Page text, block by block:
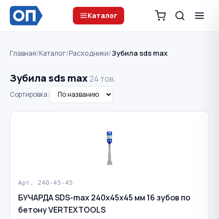
Каталог
Главная/Каталог/Расходники/Зубила sds max
Зубила sds max24 тов.
Сортировка:
Арт. 240-45-45
БУЧАРДА SDS-max 240х45х45 мм 16 зубов по
бетону VERTEXTOOLS